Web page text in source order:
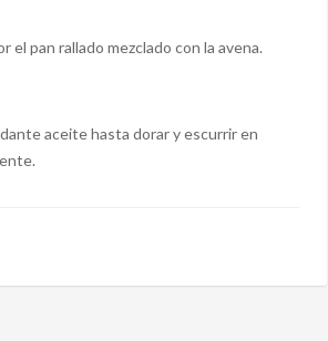
el pan rallado mezclado con la avena.
aceite hasta dorar y escurrir en